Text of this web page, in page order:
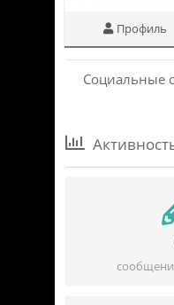
Профиль
Социальные